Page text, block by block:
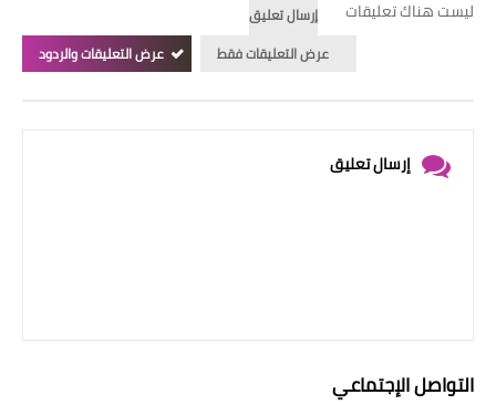
ليست هناك تعليقات
إرسال تعليق
عرض التعليقات فقط
عرض التعليقات والردود
إرسال تعليق
التواصل الإجتماعي